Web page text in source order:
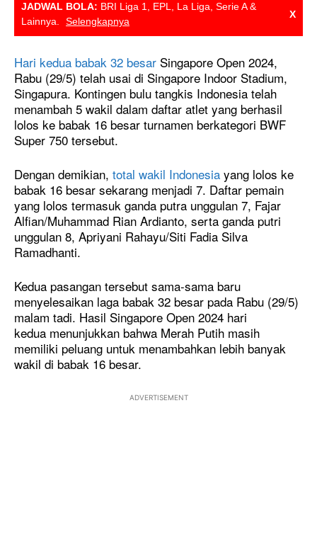
JADWAL BOLA: BRI Liga 1, EPL, La Liga, Serie A &
Lainnya.
Selengkapnya
X
Hari kedua babak 32 besar Singapore Open 2024,
Rabu (29/5) telah usai di Singapore Indoor Stadium,
Singapura. Kontingen bulu tangkis Indonesia telah
menambah 5 wakil dalam daftar atlet yang berhasil
lolos ke babak 16 besar turnamen berkategori BWF
Super 750 tersebut.
Dengan demikian, total wakil Indonesia yang lolos ke
babak 16 besar sekarang menjadi 7. Daftar pemain
yang lolos termasuk ganda putra unggulan 7, Fajar
Alfian/Muhammad Rian Ardianto, serta ganda putri
unggulan 8, Apriyani Rahayu/Siti Fadia Silva
Ramadhanti.
Kedua pasangan tersebut sama-sama baru
menyelesaikan laga babak 32 besar pada Rabu (29/5)
malam tadi. Hasil Singapore Open 2024 hari
kedua menunjukkan bahwa Merah Putih masih
memiliki peluang untuk menambahkan lebih banyak
wakil di babak 16 besar.
ADVERTISEMENT